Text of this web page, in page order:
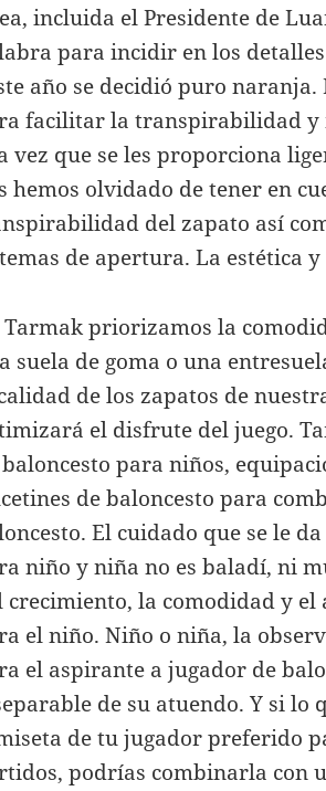
incluida el Presidente de
para incidir en los
año se decidió puro
facilitar la transpirabilidad y
vez que se les proporciona
hemos olvidado de tener en
del zapato así
de apertura. La estética
Tarmak priorizamos la
suela de goma o una
de los zapatos de
el disfrute del juego.
para niños,
de baloncesto para
El cuidado que se le
niño y niña no es baladí, ni
crecimiento, la comodidad y
el niño. Niño o niña, la
el aspirante a jugador de
de su atuendo. Y si lo
de tu jugador preferido
podrías combinarla con